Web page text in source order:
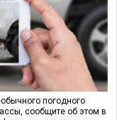
погодного
сообщите об этом в